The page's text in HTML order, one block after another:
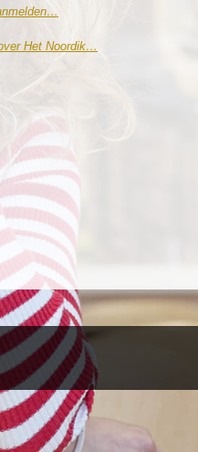
Het Noordik…